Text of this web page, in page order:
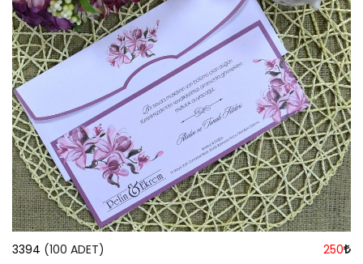
3394 (100 ADET) 250